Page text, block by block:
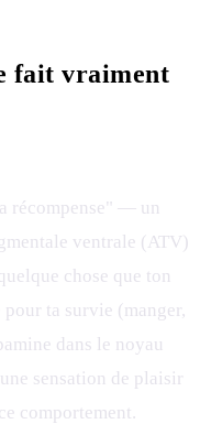
fait vraiment
récompense" — un
ventrale (ATV)
chose que ton
ta survie (manger,
dans le noyau
sensation de plaisir
comportement.